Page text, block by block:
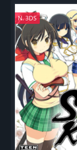
N. 3DS